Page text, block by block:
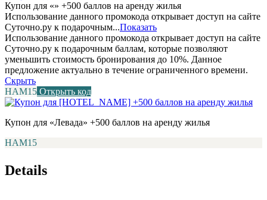
Купон для «» +500 баллов на аренду жилья
Использование данного промокода открывает доступ на сайте
Суточно.ру к подарочным...Показать
Использование данного промокода открывает доступ на сайте
Суточно.ру к подарочным баллам, которые позволяют
уменьшить стоимость бронирования до 10%. Данное
предложение актуально в течение ограниченного времени.
Скрыть
НАМ15 Открыть код
Купон для «Левада» +500 баллов на аренду жилья
НАМ15
Details